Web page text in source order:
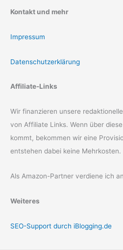
Kontakt und mehr
Impressum
Datenschutzerklärung
Affiliate-Links
Wir finanzieren unsere
von Affiliate Links. Wenn über
kommt, bekommen wir eine
entstehen dabei keine Mehrkosten.
Als Amazon-Partner verdiene ich
Weiteres
SEO-Support durch iBlogging.de